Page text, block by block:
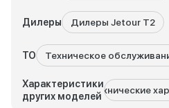
Дилеры Дилеры Jetour T2
ТО Техническое
Характеристики
других моделей
Технические